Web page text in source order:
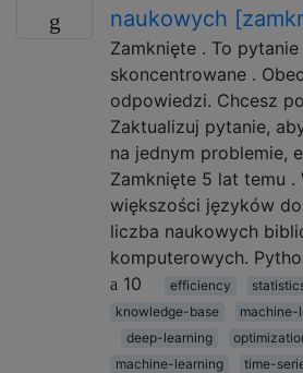
naukowych
Zamknięte . To
skoncentrowane .
odpowiedzi. Chcesz
Zaktualizuj pytanie,
na jednym problemie,
Zamknięte 5 lat temu .
większości języków
liczba naukowych
komputerowych.
10
efficiency
knowledge-base
machine-
deep-learning
machine-learning
time-